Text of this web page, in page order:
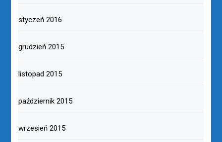
styczeń 2016
grudzień 2015
listopad 2015
październik 2015
wrzesień 2015